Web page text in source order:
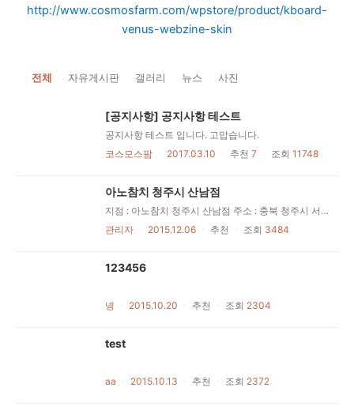
http://www.cosmosfarm.com/wpstore/product/kboard-
venus-webzine-skin
전체 자유게시판 갤러리 뉴스 사진
[공지사항] 공지사항 테스트
공지사항 테스트 입니다. 고맙습니다.
코스모스팜
2017.03.10 추천 7 조회 11748
아노참치 청주시 산남점
지점 : 아노참치 청주시 산남점 주소 : 충북 청주시 서원구 산남동 123번지 전화 : 043-232-2323 운영시간 : (평일) 10~12
관리자
2015.12.06 추천 조회 3484
123456
넹 2015.10.20 추천 조회 2304
test
aa 2015.10.13 추천 조회 2372